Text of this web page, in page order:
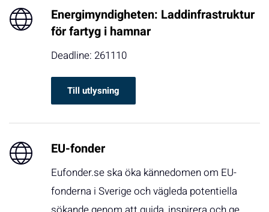
Energimyndigheten: Laddinfrastruktur
för fartyg i hamnar
Deadline: 261110
Till utlysning
EU-fonder
Eufonder.se ska öka kännedomen om EU-
fonderna i Sverige och vägleda potentiella